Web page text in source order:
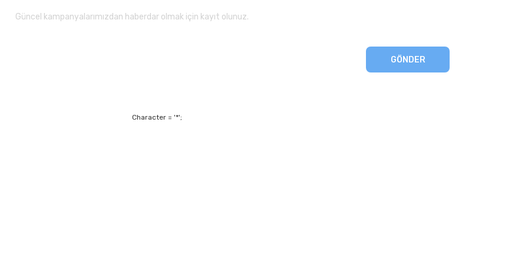
Güncel kampanyalarımızdan haberdar olmak için kayıt olunuz.
GÖNDER
Character = '*';